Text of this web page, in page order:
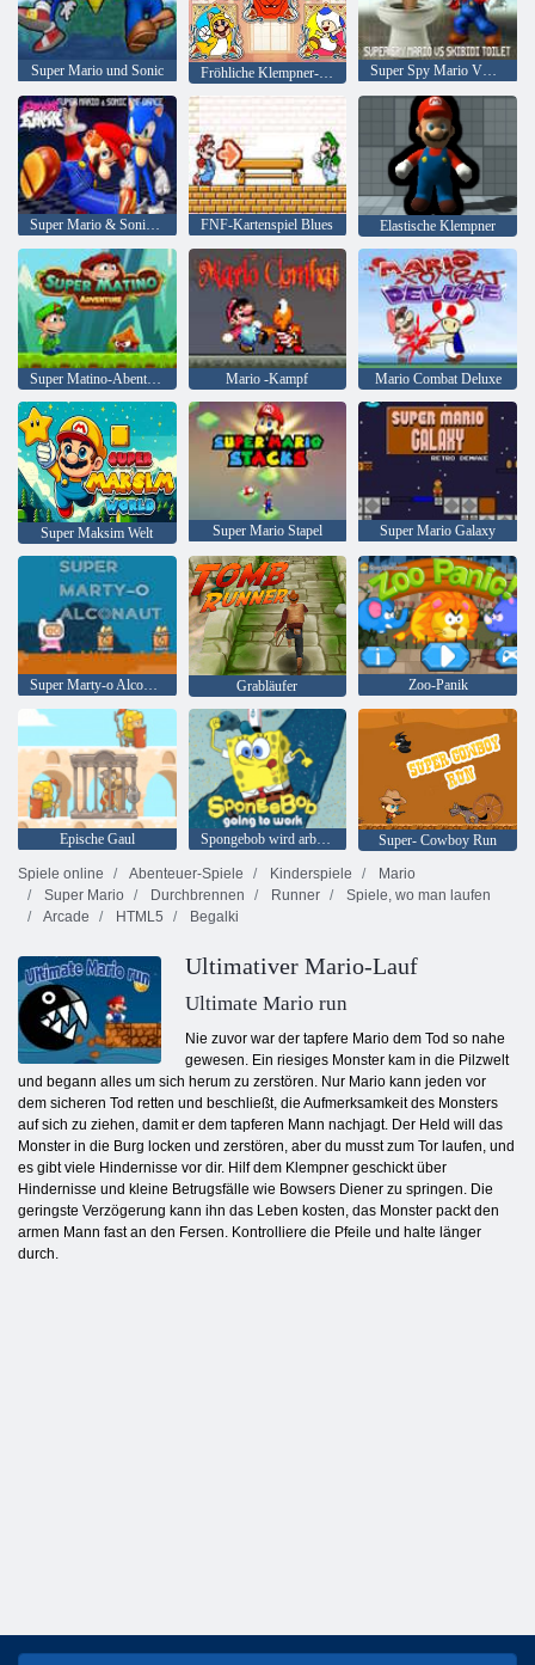
Super Mario und Sonic Fröhliche Klempner-Färbung Super Spy Mario VS Skibidi Toilette
Super Mario & Sonic FNF -Tanz FNF-Kartenspiel Blues Elastische Klempner
Super Matino-Abenteuer Mario -Kampf Mario Combat Deluxe
Super Maksim Welt Super Mario Stapel Super Mario Galaxy
Super Marty-o Alconaut Grabläufer Zoo-Panik
Epische Gaul Spongebob wird arbeiten
Super- Cowboy Run
Spiele online
Abenteuer-Spiele Kinderspiele
Mario
Super Mario
Durchbrennen Runner
Spiele, wo man laufen
Arcade
HTML5 Begalki
Ultimativer Mario-Lauf
Ultimate Mario run
Nie zuvor war der tapfere Mario dem Tod so nahe
gewesen. Ein riesiges Monster kam in die Pilzwelt
und begann alles um sich herum zu zerstören. Nur Mario kann jeden vor
dem sicheren Tod retten und beschließt, die Aufmerksamkeit des Monsters
auf sich zu ziehen, damit er dem tapferen Mann nachjagt. Der Held will das
Monster in die Burg locken und zerstören, aber du musst zum Tor laufen, und
es gibt viele Hindernisse vor dir. Hilf dem Klempner geschickt über
Hindernisse und kleine Betrugsfälle wie Bowsers Diener zu springen. Die
geringste Verzögerung kann ihn das Leben kosten, das Monster packt den
armen Mann fast an den Fersen. Kontrolliere die Pfeile und halte länger
durch.